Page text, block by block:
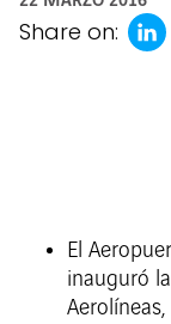
Share on:
El
inauguró